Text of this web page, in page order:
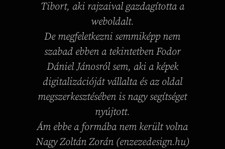
Tibort, aki rajzaival gazdagította a
weboldalt.
De megfeletkezni semmiképp nem
szabad ebben a tekintetben Fodor
Dániel Jánosról sem, aki a képek
digitalizációját vállalta és az oldal
megszerkesztésében is nagy segítséget
nyújtott.
Ám ebbe a formába nem került volna
Nagy Zoltán Zorán (enzezedesign.hu)